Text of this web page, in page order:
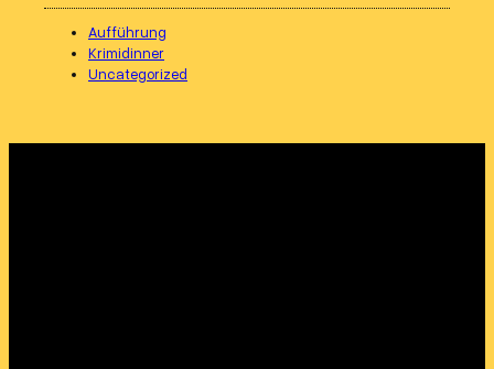
Aufführung
Krimidinner
Uncategorized